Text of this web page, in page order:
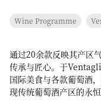
Wine Programme
通过20余款反映其产区
传承与匠心。于
国际美食与各款葡萄酒
现传统葡萄酒产区的永